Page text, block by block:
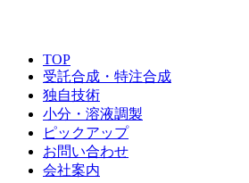
TOP
受託合成・特注合成
独自技術
小分・溶液調製
ピックアップ
お問い合わせ
会社案内